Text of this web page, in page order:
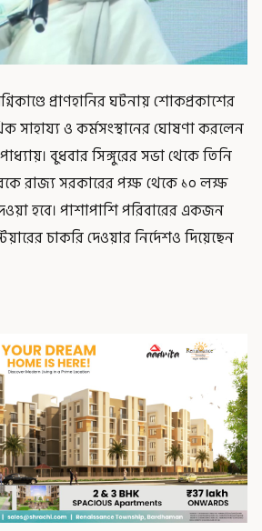
প্রাণহানির ঘটনায় শোকপ্রকাশের
সাহায্য ও কর্মসংস্থানের ঘোষণা করলেন
বুধবার সিঙ্গুরের সভা থেকে তিনি
রাজ্য সরকারের পক্ষ থেকে ১০ লক্ষ
হবে। পাশাপাশি পরিবারের একজন
চাকরি দেওয়ার নির্দেশও দিয়েছেন